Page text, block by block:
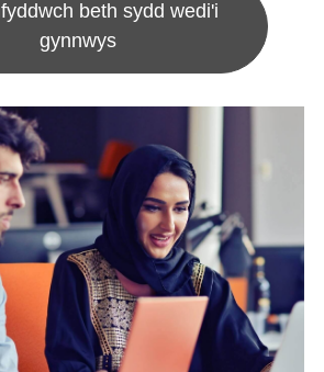
beth sydd wedi'i
gynnwys